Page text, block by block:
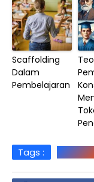
Scaffolding
Dalam
Pembelajaran
Tags :